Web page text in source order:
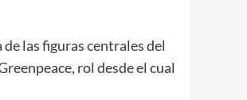
las figuras centrales del
rol desde el cual